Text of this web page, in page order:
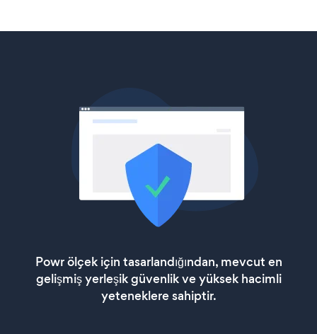
Powr ölçek için tasarlandığından, mevcut en
gelişmiş yerleşik güvenlik ve yüksek hacimli
yeteneklere sahiptir.